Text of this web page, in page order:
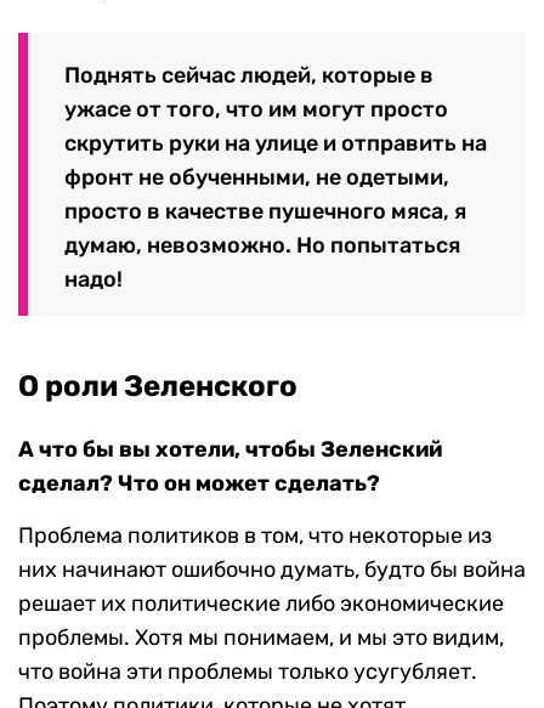
Поднять сейчас людей, которые в
ужасе от того, что им могут просто
скрутить руки на улице и отправить на
фронт не обученными, не одетыми,
просто в качестве пушечного мяса, я
думаю, невозможно. Но попытаться
надо!
О роли Зеленского
А что бы вы хотели, чтобы Зеленский
сделал? Что он может сделать?
Проблема политиков в том, что некоторые из
них начинают ошибочно думать, будто бы война
решает их политические либо экономические
проблемы. Хотя мы понимаем, и мы это видим,
что война эти проблемы только усугубляет.